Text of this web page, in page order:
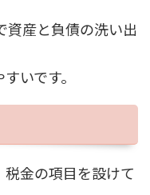
資産と負債の洗い出
いです。
金の項目を設けて